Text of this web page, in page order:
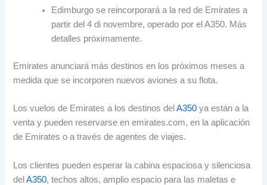
Edimburgo se reincorporará a la red de Emirates a
partir del 4 di novembre,operado por el A350. Más
detalles próximamente.
Emirates anunciará más destinos en los próximos meses a
medida que se incorporen nuevos aviones a su flota.
Los vuelos de Emirates a los destinos del A350 ya están a la
venta y pueden reservarse en emirates.com,en la aplicación
de Emirates o a través de agentes de viajes.
Los clientes pueden esperar la cabina espaciosa y silenciosa
del A350,techos altos,amplio espacio para las maletas e